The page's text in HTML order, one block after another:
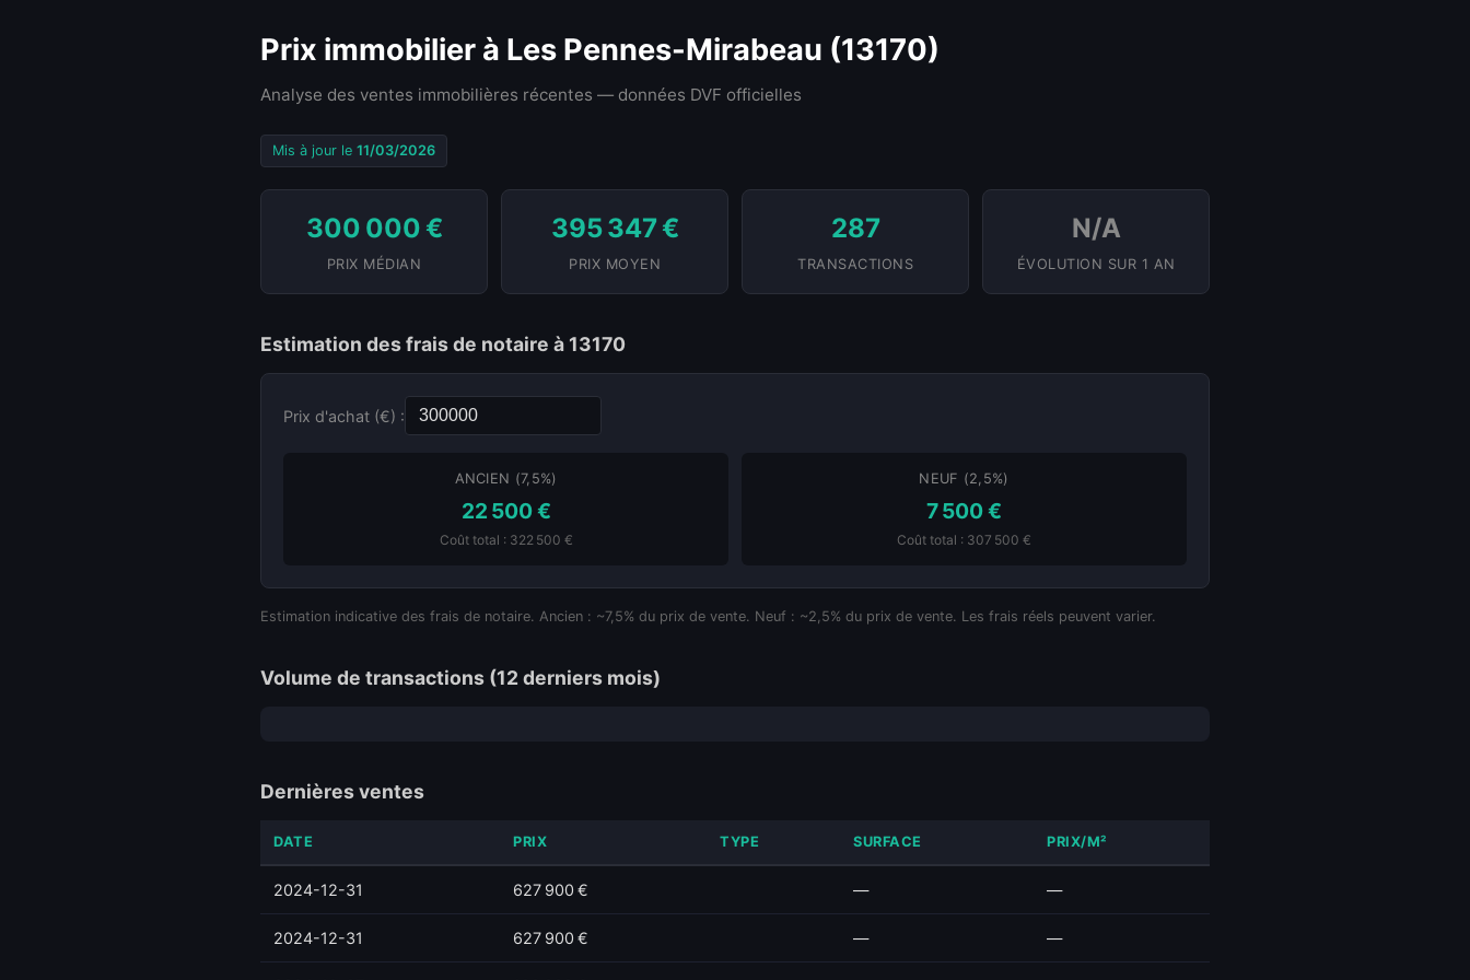
Prix immobilier à Les Pennes-Mirabeau (13170)
Analyse des ventes immobilières récentes — données DVF officielles
Mis à jour le 11/03/2026
300 000 €
PRIX MÉDIAN
395 347 €
PRIX MOYEN
287
TRANSACTIONS
N/A
ÉVOLUTION SUR 1 AN
Estimation des frais de notaire à 13170
Prix d'achat (€) :
ANCIEN (7,5%)
22 500 €
Coût total : 322 500 €
NEUF (2,5%)
7 500 €
Coût total : 307 500 €
Estimation indicative des frais de notaire. Ancien : ~7,5% du prix de vente. Neuf : ~2,5% du prix de vente. Les frais réels peuvent varier.
Volume de transactions (12 derniers mois)
Dernières ventes
DATE PRIX TYPE SURFACE PRIX/M²
2024-12-31 627 900 € — —
2024-12-31 627 900 € — —